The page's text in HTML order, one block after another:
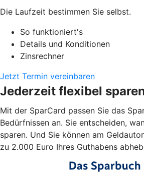
Die Laufzeit bestimmen Sie selbst.
So funktioniert's
Details und Konditionen
Zinsrechner
Jetzt Termin vereinbaren
Jederzeit flexibel
Mit der SparCard passen Sie das
Bedürfnissen an. Sie entscheiden,
sparen. Und Sie können am
zu 2.000 Euro Ihres Guthabens